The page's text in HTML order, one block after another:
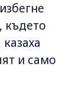
където
и само